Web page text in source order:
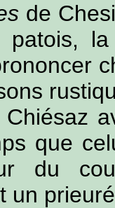
de
patois,
que
du
un